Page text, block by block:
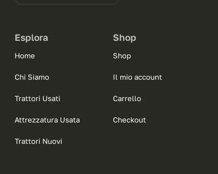
Esplora
Home
Chi Siamo
Trattori Usati
Attrezzatura Usata
Trattori Nuovi
Shop
Shop
Il mio account
Carrello
Checkout